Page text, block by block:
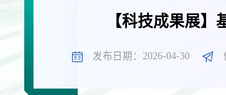
【科技成果展
发布日期：2026-04-30